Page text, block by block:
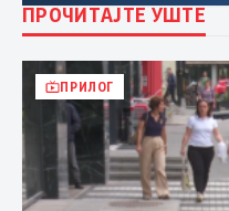
ПРОЧИТАЈТЕ УШТЕ
ПРИЛОГ